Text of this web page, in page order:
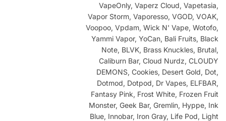
VapeOnly, Vaperz Cloud, Vapetasia,
Vapor Storm, Vaporesso, VGOD, VOAK,
Voopoo, Vpdam, Wick N' Vape, Wotofo,
Yammi Vapor, YoCan, Bali Fruits, Black
Note, BLVK, Brass Knuckles, Brutal,
Caliburn Bar, Cloud Nurdz, CLOUDY
DEMONS, Cookies, Desert Gold, Dot,
Dotmod, Dotpod, Dr Vapes, ELFBAR,
Fantasy Pink, Frost White, Frozen Fruit
Monster, Geek Bar, Gremlin, Hyppe, Ink
Blue, Innobar, Iron Gray, Life Pod, Light